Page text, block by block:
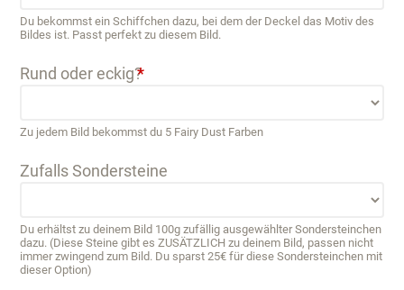
Du bekommst ein Schiffchen dazu, bei dem der Deckel das Motiv des
Bildes ist. Passt perfekt zu diesem Bild.
Rund oder eckig?*
Zu jedem Bild bekommst du 5 Fairy Dust Farben
Zufalls Sondersteine
Du erhältst zu deinem Bild 100g zufällig ausgewählter Sondersteinchen
dazu. (Diese Steine gibt es ZUSÄTZLICH zu deinem Bild, passen nicht
immer zwingend zum Bild. Du sparst 25€ für diese Sondersteinchen mit
dieser Option)